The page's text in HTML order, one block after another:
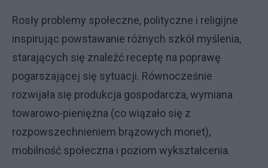
Rosły problemy społeczne, polityczne i religijne
inspirując powstawanie różnych szkół myślenia,
starających się znaleźć receptę na poprawę
pogarszającej się sytuacji. Równocześnie
rozwijała się produkcja gospodarcza, wymiana
towarowo-pieniężna (co wiązało się z
rozpowszechnieniem brązowych monet),
mobilność społeczna i poziom wykształcenia.